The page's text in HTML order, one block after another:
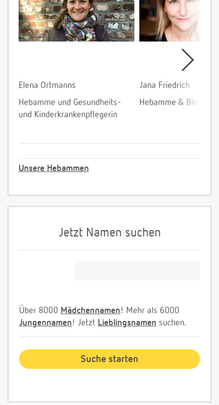
Elena Ortmanns
Hebamme und Gesundheits-
und Kinderkrankenpflegerin
Jana Friedrich
Hebamme &
Unsere Hebammen
Jetzt Namen suchen
Über 8000 Mädchennamen! Mehr als 6000
Jungennamen! Jetzt Lieblingsnamen suchen.